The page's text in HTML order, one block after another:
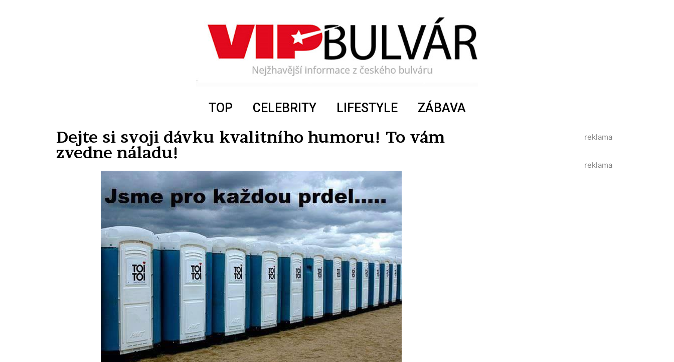
TOP CELEBRITY LIFESTYLE ZÁBAVA
Dejte si svoji dávku kvalitního humoru! To vám
zvedne náladu!
reklama
reklama